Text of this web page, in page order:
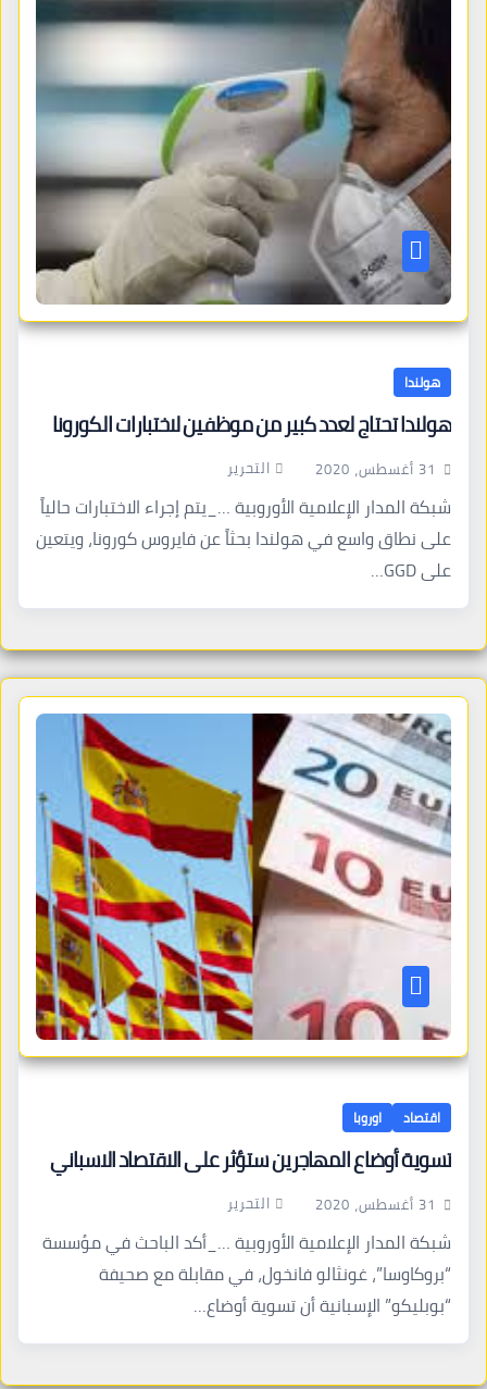
هولندا
هولندا تحتاج لعدد كبير من موظفين لاختبارات الكورونا
31 أغسطس، 2020 التحرير
شبكة المدار الإعلامية الأوروبية …_يتم إجراء الاختبارات حالياً
على نطاق واسع في هولندا بحثاً عن فايروس كورونا، ويتعين
على GGD…
اقتصاد اوروبا
تسوية أوضاع المهاجرين ستؤثر على الاقتصاد الاسباني
31 أغسطس، 2020 التحرير
شبكة المدار الإعلامية الأوروبية …_أكد الباحث في مؤسسة
“بروكاوسا”، غونثالو فانخول، في مقابلة مع صحيفة
“بوبليكو” الإسبانية أن تسوية أوضاع…